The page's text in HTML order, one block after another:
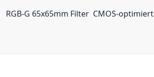
RGB-G 65x65mm Filter  CMOS-optimiert